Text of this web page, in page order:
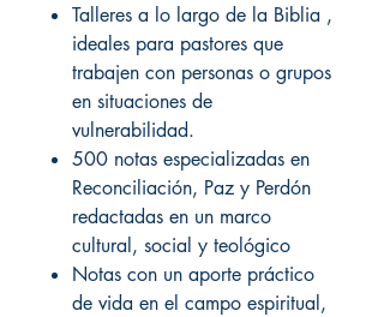
Talleres a lo largo de la Biblia ,
ideales para pastores que
trabajen con personas o grupos
en situaciones de
vulnerabilidad.
500 notas especializadas en
Reconciliación, Paz y Perdón
redactadas en un marco
cultural, social y teológico
Notas con un aporte práctico
de vida en el campo espiritual,